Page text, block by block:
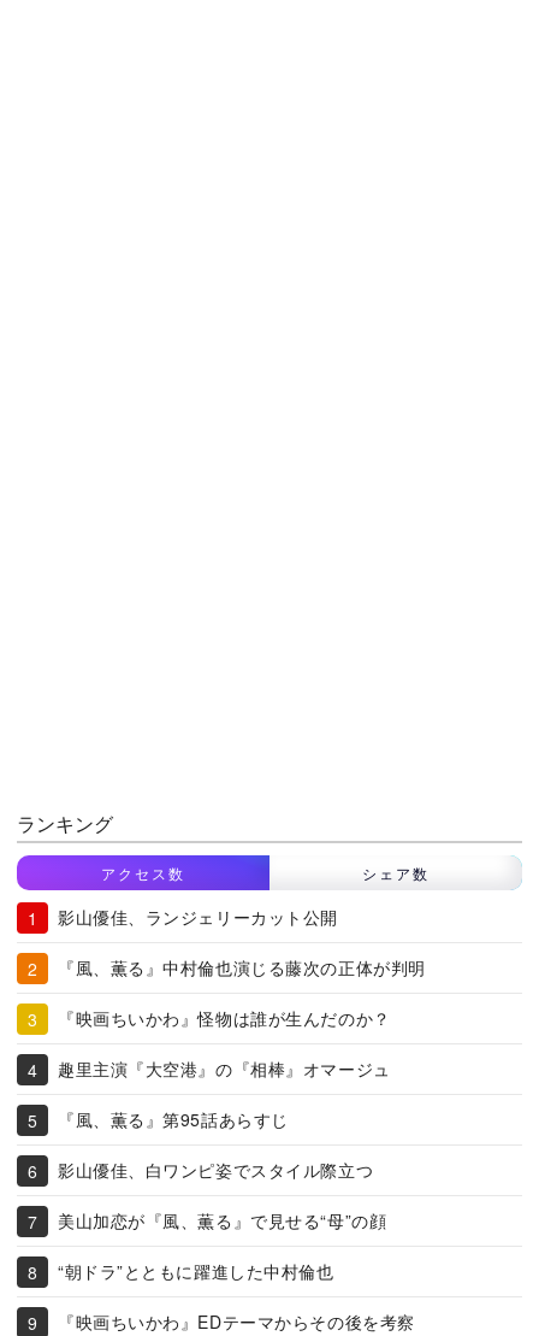
ランキング
アクセス数 シェア数
影山優佳、ランジェリーカット公開
『風、薫る』中村倫也演じる藤次の正体が判明
『映画ちいかわ』怪物は誰が生んだのか？
趣里主演『大空港』の『相棒』オマージュ
『風、薫る』第95話あらすじ
影山優佳、白ワンピ姿でスタイル際立つ
美山加恋が『風、薫る』で見せる“母”の顔
“朝ドラ”とともに躍進した中村倫也
『映画ちいかわ』EDテーマからその後を考察